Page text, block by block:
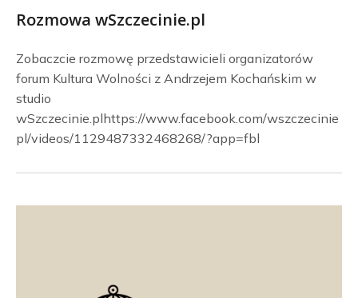
Rozmowa wSzczecinie.pl
Zobaczcie rozmowę przedstawicieli organizatorów
forum Kultura Wolności z Andrzejem Kochańskim w
studio
wSzczecinie.plhttps://www.facebook.com/wszczecinie
pl/videos/1129487332468268/?app=fbl